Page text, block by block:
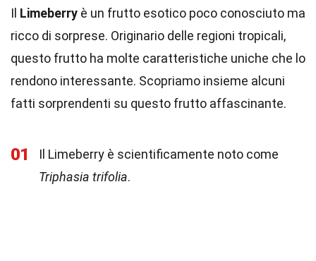
Il Limeberry è un frutto esotico poco conosciuto ma
ricco di sorprese. Originario delle regioni tropicali,
questo frutto ha molte caratteristiche uniche che lo
rendono interessante. Scopriamo insieme alcuni
fatti sorprendenti su questo frutto affascinante.
01
Il Limeberry è scientificamente noto come
Triphasia trifolia.